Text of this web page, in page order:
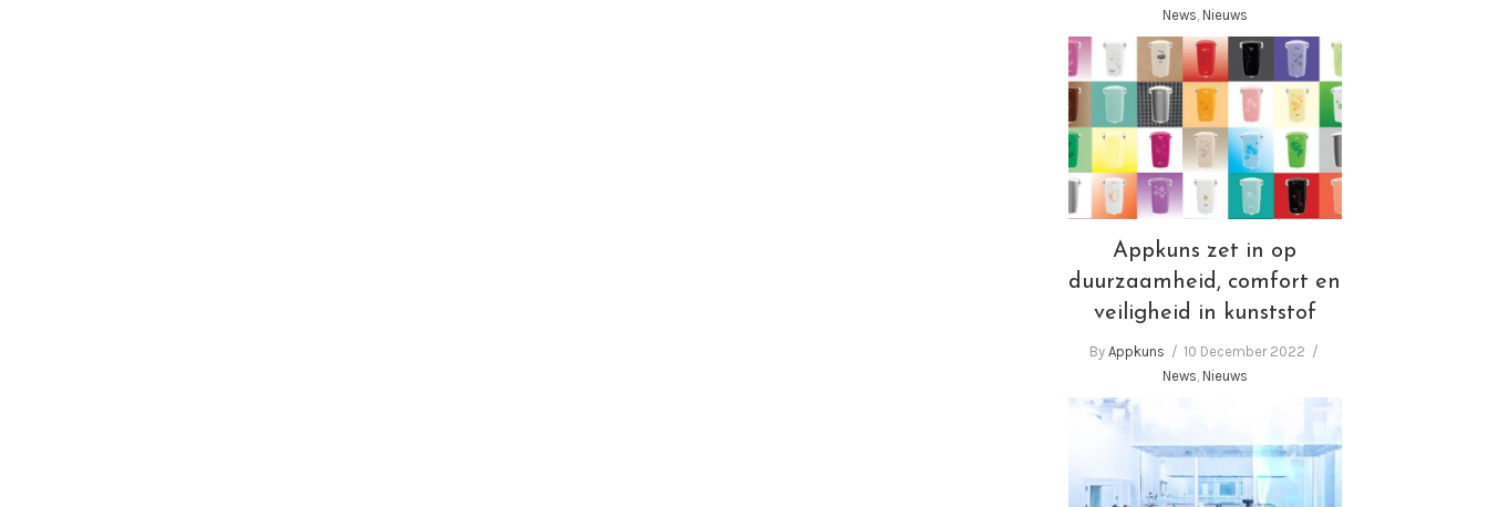
News, Nieuws
Appkuns zet in op
duurzaamheid, comfort en
veiligheid in kunststof
Appkuns zet in op
duurzaamheid, comfort en
veiligheid in kunststof
By Appkuns
10 December 2022
News, Nieuws
Appkuns wil productie
verder automatiseren met